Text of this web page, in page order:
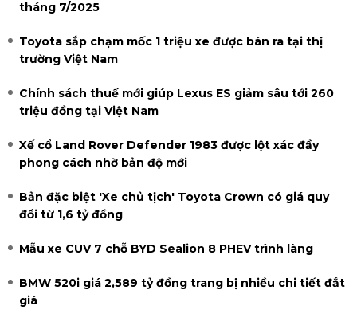
tháng 7/2025
Toyota sắp chạm mốc 1 triệu xe được bán ra tại thị
trường Việt Nam
Chính sách thuế mới giúp Lexus ES giảm sâu tới 260
triệu đồng tại Việt Nam
Xế cổ Land Rover Defender 1983 được lột xác đầy
phong cách nhờ bản độ mới
Bản đặc biệt 'Xe chủ tịch' Toyota Crown có giá quy
đổi từ 1,6 tỷ đồng
Mẫu xe CUV 7 chỗ BYD Sealion 8 PHEV trình làng
BMW 520i giá 2,589 tỷ đồng trang bị nhiều chi tiết đắt
giá